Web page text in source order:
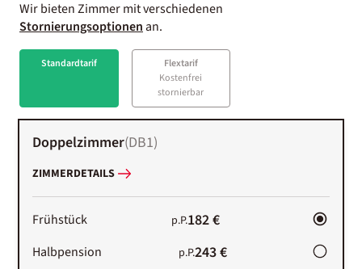
Wir bieten Zimmer mit verschiedenen
Stornierungsoptionenan.
Standardtarif
Flextarif
Kostenfrei
stornierbar
Doppelzimmer(DB1)
ZIMMERDETAILS
Frühstück p.P.182 €
Halbpension p.P.243 €